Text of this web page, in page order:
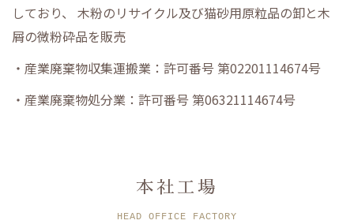
しており、
木粉のリサイクル及び猫砂用原粒品の卸と木
屑の微粉砕品を販売
・産業廃棄物収集運搬業：許可番号 第02201114674号
・産業廃棄物処分業：許可番号 第06321114674号
本社工場
HEAD OFFICE FACTORY